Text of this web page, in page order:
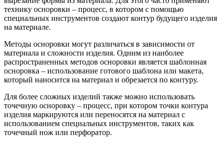
технику осноровки – процесс, в котором с помощью
специальных инструментов создают контур будущего изделия
на материале.
Методы осноровки могут различаться в зависимости от
материала и сложности изделия. Одним из наиболее
распространенных методов осноровки является шаблонная
осноровка – использование готового шаблона или макета,
который наносится на материал и обрезается по контуру.
Для более сложных изделий также можно использовать
точечную осноровку – процесс, при котором точки контура
изделия маркируются или переносятся на материал с
использованием специальных инструментов, таких как
точечный нож или перфоратор.